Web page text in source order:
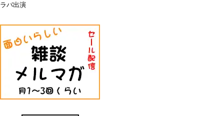
ラバ出演